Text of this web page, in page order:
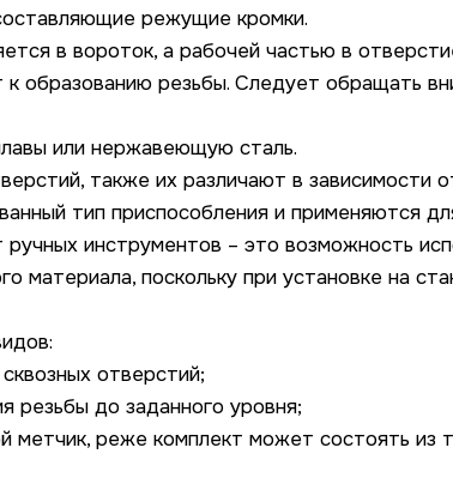
режущие кромки.
в вороток, а рабочей частью в
образованию резьбы. Следует обращать
или нержавеющую сталь.
также их различают в зависимости
тип приспособления и применяются
инструментов – это возможность
материала, поскольку при установке на
отверстий;
резьбы до заданного уровня;
метчик, реже комплект может состоять из